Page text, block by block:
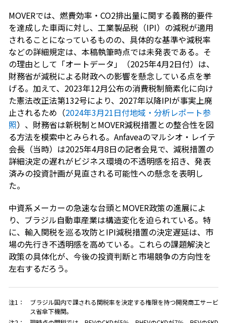
MOVERでは、燃費効率・CO2排出量に関する義務的要件
を達成した車両に対し、工業製品税（IPI）の減税が適用
されることになっているものの、具体的な基準や減税率
などの詳細規定は、本稿執筆時点では未発表である。そ
の理由として「オートデータ」（2025年4月2日付）は、
財務省が減税による財政への影響を懸念している点を挙
げる。加えて、2023年12月公布の消費税制簡素化に向け
た憲法改正法第132号により、2027年以降IPIが事実上廃
止されるため（2024年3月21日付地域・分析レポート参
照）、財務省は新税制とMOVER減税措置との整合性を図
る方法を模索中とみられる。Anfaveaのマルシオ・レイテ
会長（当時）は2025年4月8日の記者会見で、減税措置の
詳細決定の遅れがビジネス環境の不透明感を招き、発表
済みの投資計画が見直される可能性への懸念を表明し
た。
中資系メーカーの急速な台頭とMOVER政策の進展によ
り、ブラジル自動車産業は構造変化を迫られている。特
に、輸入関税を巡る攻防とIPI減税措置の決定遅延は、市
場の先行き不透明感を高めている。これらの課題解決と
政策の具体化が、今後の投資判断と市場競争の方向性を
左右するだろう。
注1：
ブラジル国内で課される関税率を決定する権限を持つ開発商工サービ
ス省傘下機関。